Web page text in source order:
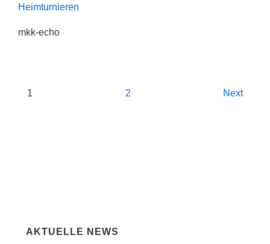
mkk-echo
Seitennummerierung
1 2 Next
AKTUELLE NEWS